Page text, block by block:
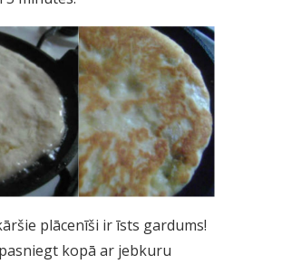
plācenīši ir īsts gardums!
kopā ar jebkuru